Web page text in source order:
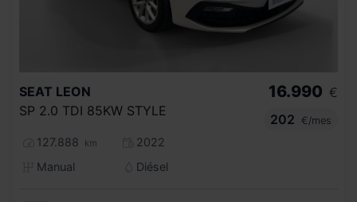
SEAT LEON
SP 2.0 TDI 85KW STYLE
127.888 km
2022
Manual
Diésel
16.990 €
202
€/mes